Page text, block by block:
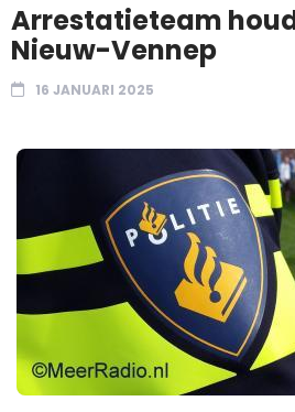
Arrestatieteam
Nieuw-Vennep
16 JANUARI 2025